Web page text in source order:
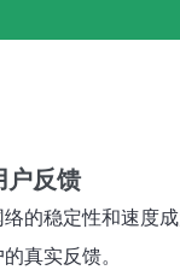
户反馈
的稳定性和速度
真实反馈。